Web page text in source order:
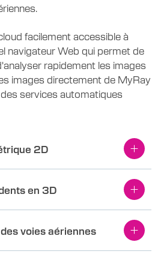
facilement accessible à
navigateur Web qui permet de
rapidement les images
images directement de MyRay
services automatiques
2D
en 3D
voies aériennes